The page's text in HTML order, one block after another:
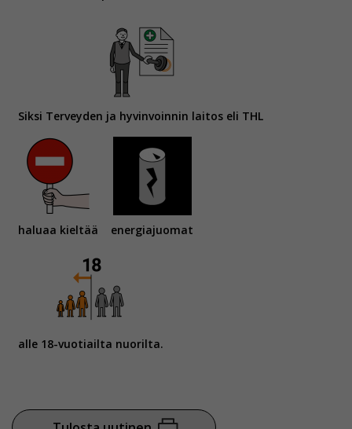
Siksi Terveyden ja hyvinvoinnin laitos eli THL
haluaa kieltää energiajuomat
alle 18-vuotiailta nuorilta.